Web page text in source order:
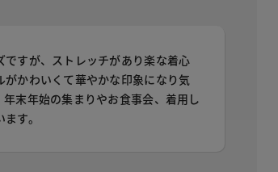
ですが、ストレッチがあり楽な着心
がかわいくて華やかな印象になり気
年末年始の集まりやお食事会、着用し
す。